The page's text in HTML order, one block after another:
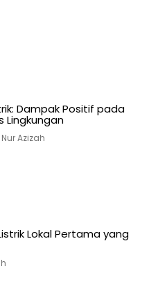
Dampak Positif pada
Lingkungan
Azizah
Lokal Pertama yang